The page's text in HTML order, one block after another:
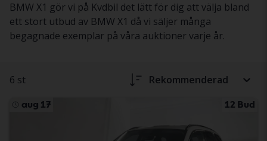
BMW X1 gör vi på Kvdbil det lätt för dig att välja bland
ett stort utbud av BMW X1 då vi säljer många
begagnade exemplar på våra auktioner varje år.
6 st Rekommenderad
aug 17 12 Bud